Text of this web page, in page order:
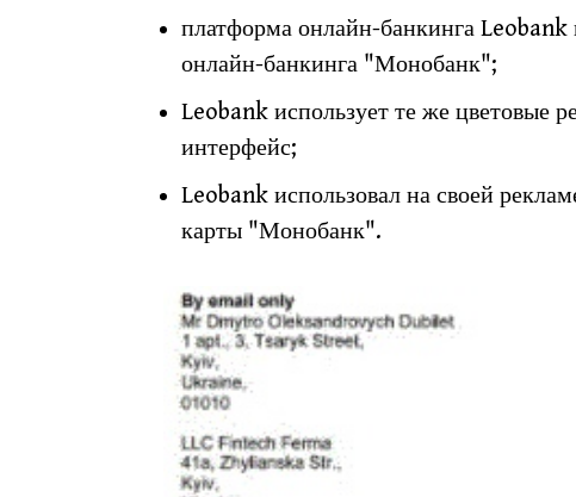
платформа онлайн-банкинга
онлайн-банкинга "Монобанк";
Leobank использует те же цветовые
интерфейс;
Leobank использовал на своей
карты "Монобанк".